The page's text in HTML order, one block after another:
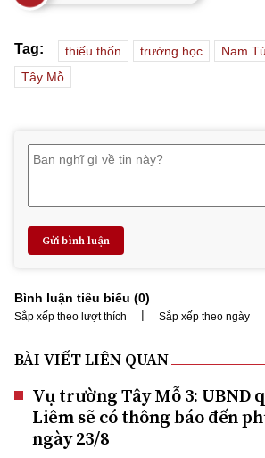
Tag: thiếu thốn trường học Nam
Tây Mỗ
Gửi bình luận
Bình luận tiêu biểu (0)
Sắp xếp theo lượt thích | Sắp xếp theo ngày
BÀI VIẾT LIÊN QUAN
Vụ trường Tây Mỗ 3: UBND
Liêm sẽ có thông báo đến
ngày 23/8